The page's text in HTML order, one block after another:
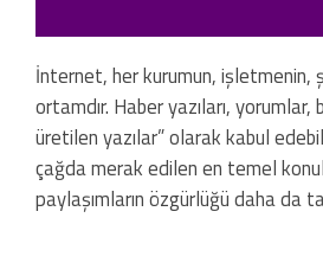
İnternet, her kurumun, işletmenin,
ortamdır. Haber yazıları,
üretilen yazılar” olarak kabul
çağda merak edilen en temel
paylaşımların özgürlüğü daha da